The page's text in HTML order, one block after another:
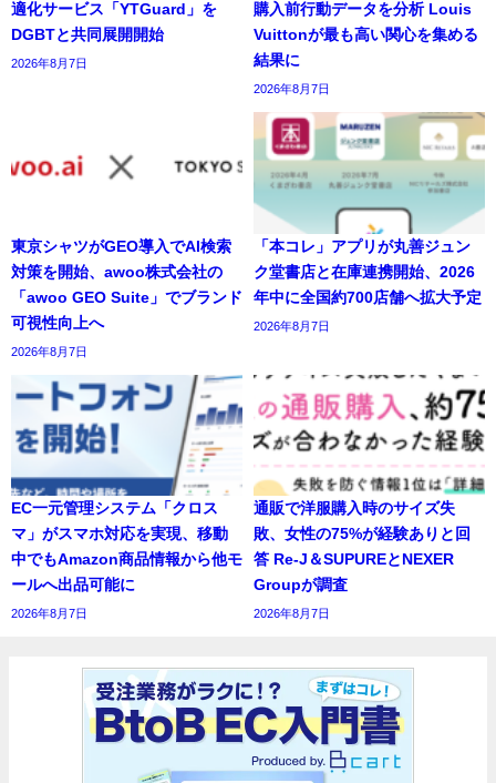
適化サービス「YTGuard」を
DGBTと共同展開開始
2026年8月7日
購入前行動データを分析 Louis
Vuittonが最も高い関心を集める
結果に
2026年8月7日
東京シャツがGEO導入でAI検索
対策を開始、awoo株式会社の
「awoo GEO Suite」でブランド
可視性向上へ
2026年8月7日
「本コレ」アプリが丸善ジュン
ク堂書店と在庫連携開始、2026
年中に全国約700店舗へ拡大予定
2026年8月7日
EC一元管理システム「クロス
マ」がスマホ対応を実現、移動
中でもAmazon商品情報から他モ
ールへ出品可能に
2026年8月7日
通販で洋服購入時のサイズ失
敗、女性の75%が経験ありと回
答 Re-J＆SUPUREとNEXER
Groupが調査
2026年8月7日